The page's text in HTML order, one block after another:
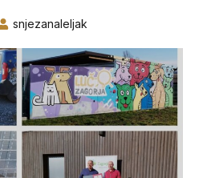
snjezanaleljak